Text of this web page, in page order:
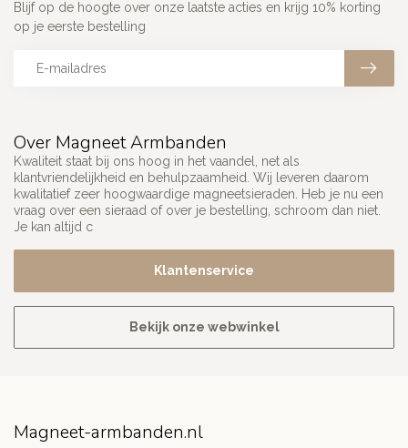
Over Magneet Armbanden
Kwaliteit staat bij ons hoog in het vaandel, net als
klantvriendelijkheid en behulpzaamheid. Wij leveren daarom
kwalitatief zeer hoogwaardige magneetsieraden. Heb je nu een
vraag over een sieraad of over je bestelling, schroom dan niet.
Je kan altijd c
Klantenservice
Bekijk onze webwinkel
Blijf op de hoogte over onze laatste acties en krijg 10% korting
op je eerste bestelling
Magneet-armbanden.nl